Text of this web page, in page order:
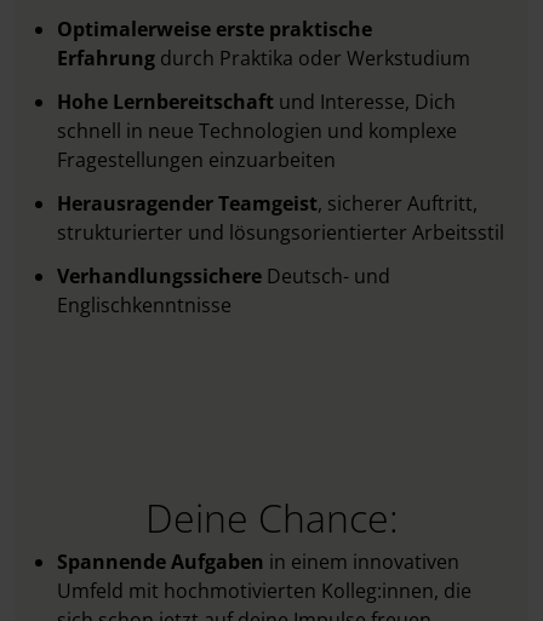
Optimalerweise erste praktische
Erfahrung durch Praktika oder Werkstudium
Hohe Lernbereitschaft und Interesse, Dich
schnell in neue Technologien und komplexe
Fragestellungen einzuarbeiten
Herausragender Teamgeist, sicherer Auftritt,
strukturierter und lösungsorientierter Arbeitsstil
Verhandlungssichere Deutsch- und
Englischkenntnisse
Deine Chance:
Spannende Aufgaben in einem innovativen
Umfeld mit hochmotivierten Kolleg:innen, die